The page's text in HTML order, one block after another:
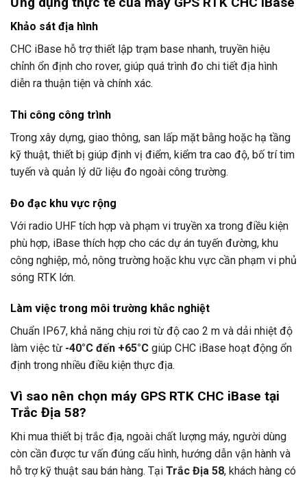
Khảo sát địa hình
CHC iBase hỗ trợ thiết lập trạm base nhanh, truyền hiệu
chỉnh ổn định cho rover, giúp quá trình đo chi tiết địa hình
diễn ra thuận tiện và chính xác.
Thi công công trình
Trong xây dựng, giao thông, san lấp mặt bằng hoặc hạ tầng
kỹ thuật, thiết bị giúp định vị điểm, kiểm tra cao độ, bố trí tim
tuyến và quản lý dữ liệu đo ngoài công trường.
Đo đạc khu vực rộng
Với radio UHF tích hợp và phạm vi truyền xa trong điều kiện
phù hợp, iBase thích hợp cho các dự án tuyến đường, khu
công nghiệp, mỏ, nông trường hoặc khu vực cần phạm vi phủ
sóng RTK lớn.
Làm việc trong môi trường khắc nghiệt
Chuẩn IP67, khả năng chịu rơi từ độ cao 2 m và dải nhiệt độ
làm việc từ -40°C đến +65°C giúp CHC iBase hoạt động ổn
định trong nhiều điều kiện thực địa.
Vì sao nên chọn máy GPS RTK CHC iBase tại
Trắc Địa 58?
Khi mua thiết bị trắc địa, ngoài chất lượng máy, người dùng
còn cần được tư vấn đúng cấu hình, hướng dẫn vận hành và
hỗ trợ kỹ thuật sau bán hàng. Tại Trắc Địa 58, khách hàng có